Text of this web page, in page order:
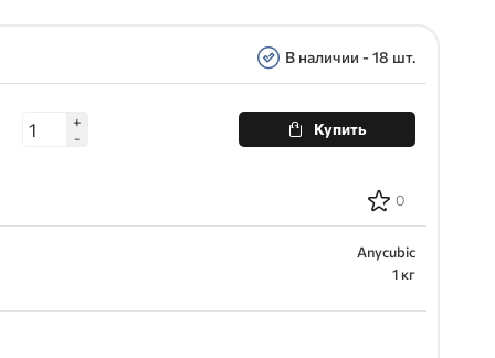
В наличии - 18 шт.
+
-
Купить
0
Anycubic
1 кг